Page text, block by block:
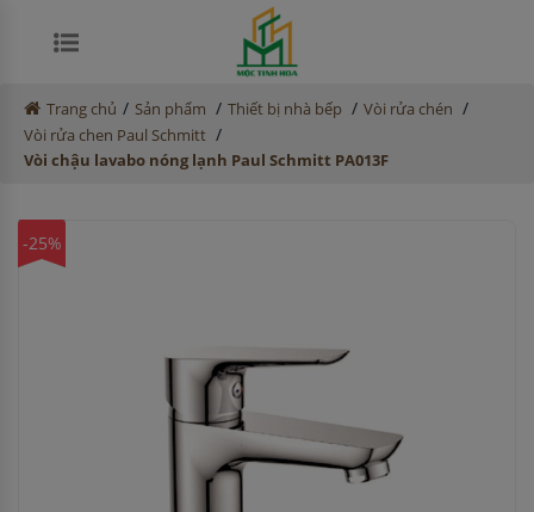
Trang chủ / Sản phẩm / Thiết bị nhà bếp / Vòi rửa chén /
Vòi rửa chen Paul Schmitt /
Vòi chậu lavabo nóng lạnh Paul Schmitt PA013F
-25%